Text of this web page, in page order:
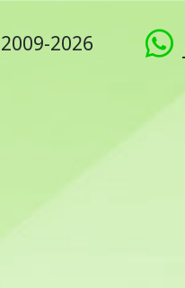
2026